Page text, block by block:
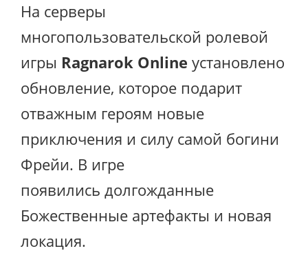
На серверы
многопользовательской ролевой
игры Ragnarok Online установлено
обновление, которое подарит
отважным героям новые
приключения и силу самой богини
Фрейи. В игре
появились долгожданные
Божественные артефакты и новая
локация.